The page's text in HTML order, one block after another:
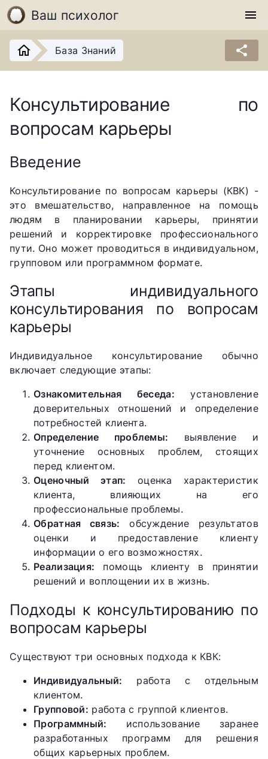
Ваш психолог menu
База Знаний share
Консультирование по
вопросам карьеры
Введение
Консультирование по вопросам карьеры (КВК) -
это вмешательство, направленное на помощь
людям в планировании карьеры, принятии
решений и корректировке профессионального
пути. Оно может проводиться в индивидуальном,
групповом или программном формате.
Этапы индивидуального
консультирования по вопросам
карьеры
Индивидуальное консультирование обычно
включает следующие этапы:
Ознакомительная беседа: установление
доверительных отношений и определение
потребностей клиента.
Определение проблемы: выявление и
уточнение основных проблем, стоящих
перед клиентом.
Оценочный этап: оценка характеристик
клиента, влияющих на его
профессиональные проблемы.
Обратная связь: обсуждение результатов
оценки и предоставление клиенту
информации о его возможностях.
Реализация: помощь клиенту в принятии
решений и воплощении их в жизнь.
Подходы к консультированию по
вопросам карьеры
Существуют три основных подхода к КВК:
Индивидуальный: работа с отдельным
клиентом.
Групповой: работа с группой клиентов.
Программный: использование заранее
разработанных программ для решения
общих карьерных проблем.